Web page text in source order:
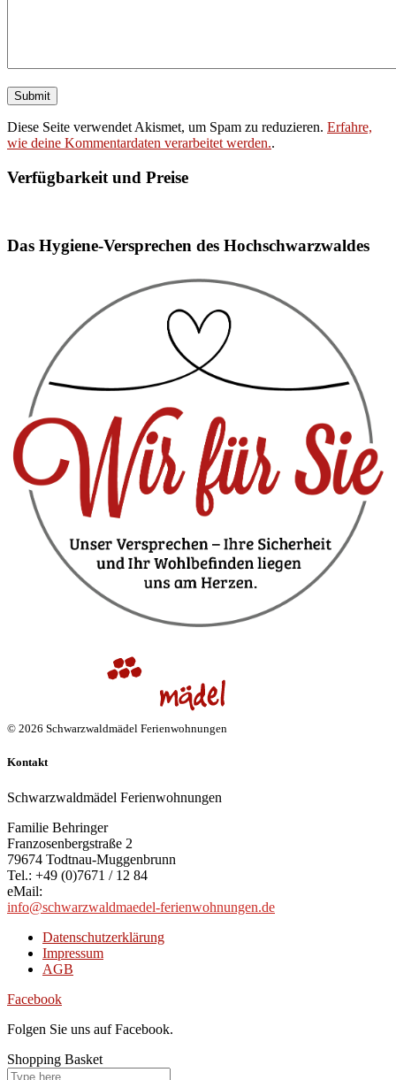
Diese Seite verwendet Akismet, um Spam zu reduzieren. Erfahre,
wie deine Kommentardaten verarbeitet werden..
Verfügbarkeit und Preise
Das Hygiene-Versprechen des Hochschwarzwaldes
© 2026 Schwarzwaldmädel Ferienwohnungen
Kontakt
Schwarzwaldmädel Ferienwohnungen
Familie Behringer
Franzosenbergstraße 2
79674 Todtnau-Muggenbrunn
Tel.: +49 (0)7671 / 12 84
eMail:
info@schwarzwaldmaedel-ferienwohnungen.de
Datenschutzerklärung
Impressum
AGB
Facebook
Folgen Sie uns auf Facebook.
Shopping Basket